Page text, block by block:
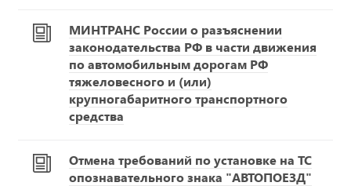
МИНТРАНС России о разъяснении
законодательства РФ в части движения
по автомобильным дорогам РФ
тяжеловесного и (или)
крупногабаритного транспортного
средства
Отмена требований по установке на ТС
опознавательного знака "АВТОПОЕЗД"